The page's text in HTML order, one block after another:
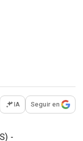
opciones para
IA Seguir en
-